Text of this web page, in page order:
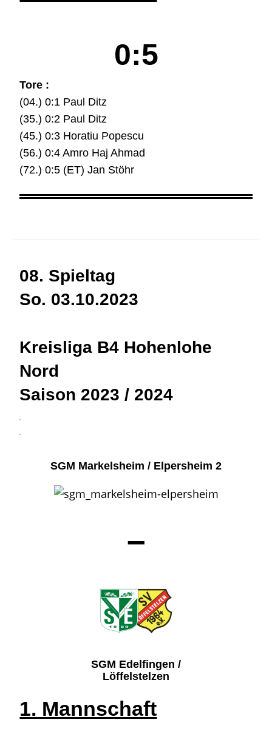
0:5
Tore :
(04.) 0:1 Paul Ditz
(35.) 0:2 Paul Ditz
(45.) 0:3 Horatiu Popescu
(56.) 0:4 Amro Haj Ahmad
(72.) 0:5 (ET) Jan Stöhr
08. Spieltag
So. 03.10.2023
Kreisliga B4 Hohenlohe
Nord
Saison 2023 / 2024
3
4
SGM Markelsheim / Elpersheim 2
–
SGM Edelfingen /
Löffelstelzen
1. Mannschaft